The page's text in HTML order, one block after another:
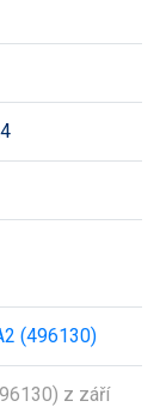
(496130)
z září